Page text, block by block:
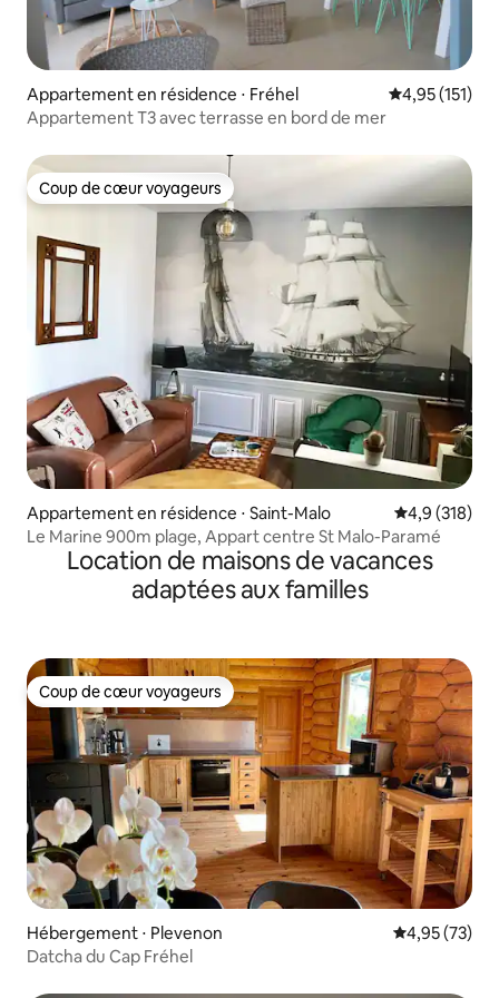
Appartement en résidence ⋅ Fréhel Évaluation
4,95 (151)
Appartement T3 avec terrasse en bord de mer
Coup de cœur voyageurs
Coup de cœur voyageurs
Appartement en résidence ⋅ Saint-Malo Évaluation
4,9 (318)
Le Marine 900m plage, Appart centre St Malo-Paramé
Location de maisons de vacances
adaptées aux familles
Coup de cœur voyageurs
Coup de cœur voyageurs
Hébergement ⋅ Plevenon Évaluation
4,95 (73)
Datcha du Cap Fréhel